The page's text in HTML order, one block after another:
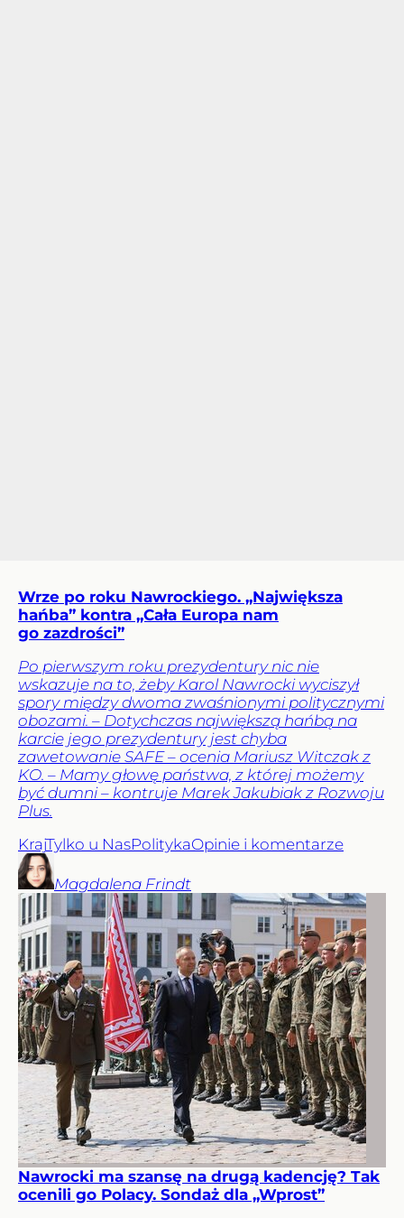
Wrze po roku Nawrockiego. „Największa
hańba” kontra „Cała Europa nam
go zazdrości”
Po pierwszym roku prezydentury nic nie
wskazuje na to, żeby Karol Nawrocki wyciszył
spory między dwoma zwaśnionymi politycznymi
obozami. – Dotychczas największą hańbą na
karcie jego prezydentury jest chyba
zawetowanie SAFE – ocenia Mariusz Witczak z
KO. – Mamy głowę państwa, z której możemy
być dumni – kontruje Marek Jakubiak z Rozwoju
Plus.
KrajTylko u NasPolitykaOpinie i komentarze
Magdalena Frindt
Nawrocki ma szansę na drugą kadencję? Tak
ocenili go Polacy. Sondaż dla „Wprost”